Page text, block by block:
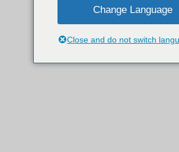
Change Language
Close and do not switch